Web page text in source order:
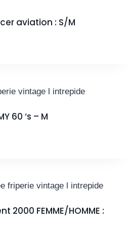
aviation : S/M
60 ‘s – M
2000 FEMME/HOMME :